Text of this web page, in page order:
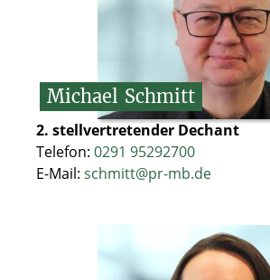
Michael Schmitt
2. stellvertretender Dechant
Telefon: 0291 95292700
E-Mail: schmitt@pr-mb.de